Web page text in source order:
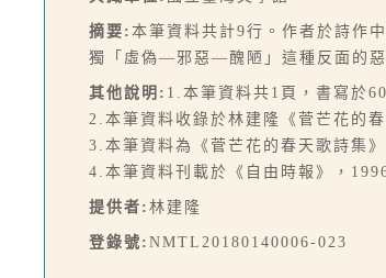
摘要: 本筆資料共計9行。作者於詩作
獨「虛偽—邪惡—醜陋」這種反面的惡
其他說明: 1.本筆資料共1頁，書寫於
2.本筆資料收錄於林建隆《菅芒花的
3.本筆資料為《菅芒花的春天歌詩集
4.本筆資料刊載於《自由時報》，
提供者: 林建隆
登錄號: NMTL20180140006-023